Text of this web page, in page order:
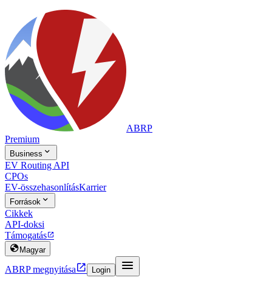
ABRP
Premium
Business 
EV Routing API
CPOs
EV-összehasonlításKarrier
Források 
Cikkek
API-doksi
Támogatás
 Magyar
ABRP megnyitása Login 